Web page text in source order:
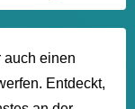
auch einen
Entdeckt,